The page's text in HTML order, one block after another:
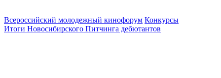
Всероссийский молодежный кинофорум Конкурсы
Итоги Новосибирского Питчинга дебютантов